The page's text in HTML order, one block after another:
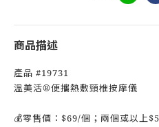
商品描述
產品 #19731
溫美活®️便攜熱敷頸椎按摩儀
💰零售價：$69/個；兩個或以上